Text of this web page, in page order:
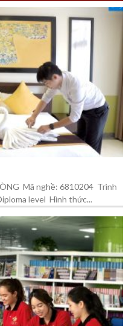
Mã nghề: 6810204 Trình
level Hình thức...